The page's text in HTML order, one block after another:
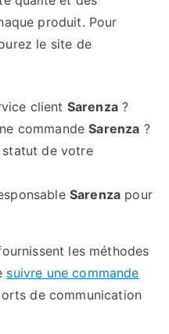
produit. Pour
le site de
client Sarenza?
commandeSarenza ?
statut de votre
Sarenza pour
les méthodes
suivre une commande
de communication